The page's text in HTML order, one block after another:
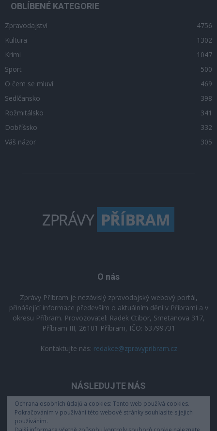
OBLÍBENÉ KATEGORIE
Zpravodajství
4756
Kultura
1302
Krimi
1047
Sport
500
O čem se mluví
469
Sedlčansko
398
Rožmitálsko
341
Dobříšsko
332
Váš názor
305
O nás
Zprávy Příbram je nezávislý zpravodajský webový portál,
přinášející informace především o aktuálním dění v Příbrami a v
okresu Příbram. Provozovatel: Radek Ctibor, Smetanova 317,
Příbram III, 26101 Příbram, IČO: 63799731
Kontaktujte nás: redakce@zpravypribram.cz
NÁSLEDUJTE NÁS
Ochrana osobních údajů a cookies: Tento web používá cookies.
Pokračováním v používání této webové stránky souhlasíte s jejich
používáním.